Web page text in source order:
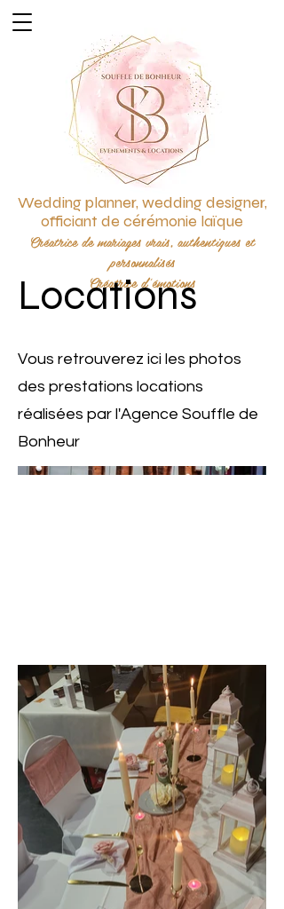
Wedding planner, wedding designer,
officiant de cérémonie laïque
Créatrice de mariages vrais, authentiques et
personnalisés
Créatrice d'émotions
Locations
Vous retrouverez ici les photos
des prestations locations
réalisées par l'Agence Souffle de
Bonheur